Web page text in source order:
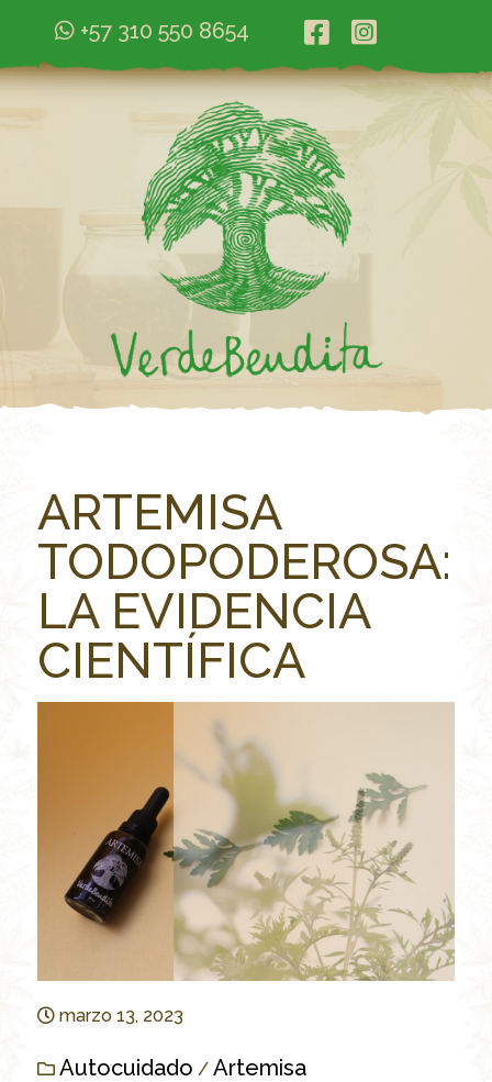
+57 310 550 8654
ARTEMISA
TODOPODEROSA:
LA EVIDENCIA
CIENTÍFICA
marzo 13, 2023
Autocuidado / Artemisa